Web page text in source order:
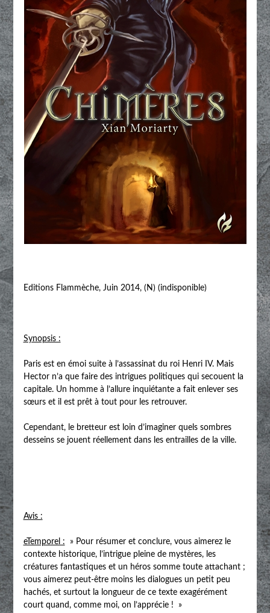
Editions Flammèche, Juin 2014, (N) (indisponible)
Synopsis :
Paris est en émoi suite à l’assassinat du roi Henri IV. Mais
Hector n’a que faire des intrigues politiques qui secouent la
capitale. Un homme à l’allure inquiétante a fait enlever ses
sœurs et il est prêt à tout pour les retrouver.
Cependant, le bretteur est loin d’imaginer quels sombres
desseins se jouent réellement dans les entrailles de la ville.
Avis :
eTemporel : » Pour résumer et conclure, vous aimerez le
contexte historique, l’intrigue pleine de mystères, les
créatures fantastiques et un héros somme toute attachant ;
vous aimerez peut-être moins les dialogues un petit peu
hachés, et surtout la longueur de ce texte exagérément
court quand, comme moi, on l’apprécie ! »